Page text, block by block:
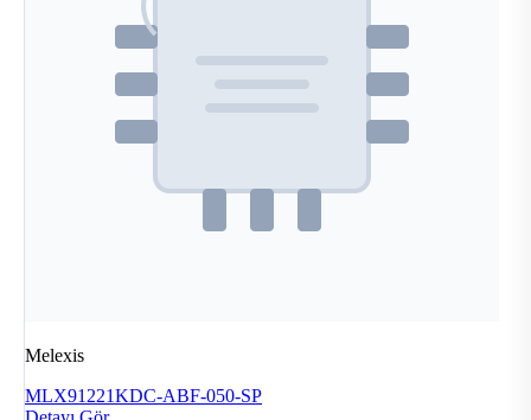
Melexis
MLX91221KDC-ABF-050-SP